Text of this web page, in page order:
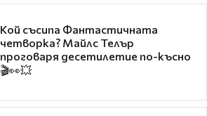
Кой съсипа Фантастичната
четворка? Майлс Телър
проговаря десетилетие по-късно
🎬👀💥